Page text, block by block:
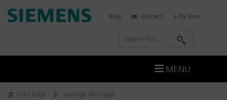
Skip
to
Solid Edge partage de nuage
Siemens
Industries
for
Blog Contact Try Now
r
c
MENU